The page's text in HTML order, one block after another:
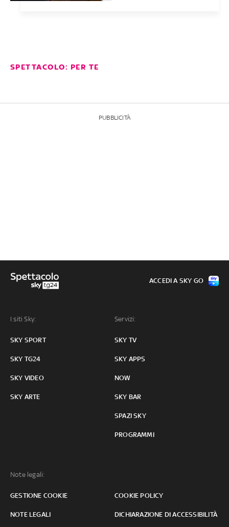
SPETTACOLO: PER TE
PUBBLICITÀ
I siti Sky:
SKY SPORT
SKY TG24
SKY VIDEO
SKY ARTE
Servizi:
SKY TV
SKY APPS
NOW
SKY BAR
SPAZI SKY
PROGRAMMI
Note legali:
GESTIONE COOKIE COOKIE POLICY
NOTE LEGALI DICHIARAZIONE DI ACCESSIBILITÀ
ACCEDI A SKY GO